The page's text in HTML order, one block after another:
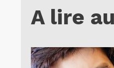
A lire